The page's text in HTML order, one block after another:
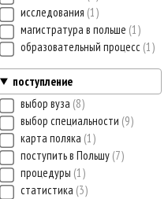
исследования 1
магистратура в польше 1
образовательный процесс 1
поступление
выбор вуза 8
выбор специальности 9
карта поляка 1
поступить в Польшу 7
процедуры 1
статистика 3